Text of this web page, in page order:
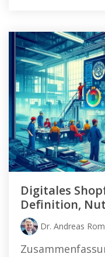
Digitales
Definition,
Dr. Andreas